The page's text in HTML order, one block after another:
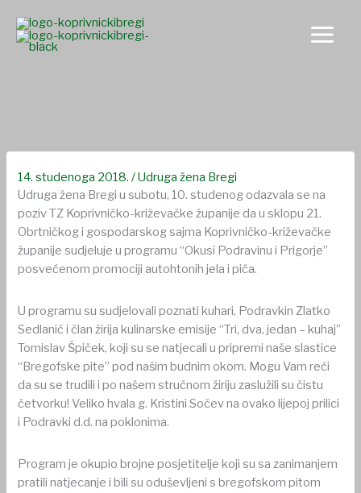
content
14. studenoga 2018./Udruga žena Bregi
Udruga žena Bregi u subotu, 10. studenog odazvala se na
poziv TZ Koprivničko-križevačke županije da u sklopu 21.
Obrtničkog i gospodarskog sajma Koprivničko-križevačke
županije sudjeluje u programu “Okusi Podravinu i Prigorje”
posvećenom promociji autohtonih jela i pića.
U programu su sudjelovali poznati kuhari, Podravkin Zlatko
Sedlanić i član žirija kulinarske emisije “Tri, dva, jedan – kuhaj”
Tomislav Špiček, koji su se natjecali u pripremi naše slastice
“Bregofske pite” pod našim budnim okom. Mogu Vam reći
da su se trudili i po našem stručnom žiriju zaslužili su čistu
četvorku! Veliko hvala g. Kristini Sočev na ovako lijepoj prilici
i Podravki d.d. na poklonima.
Program je okupio brojne posjetitelje koji su sa zanimanjem
pratili natjecanje i bili su oduševljeni s bregofskom pitom